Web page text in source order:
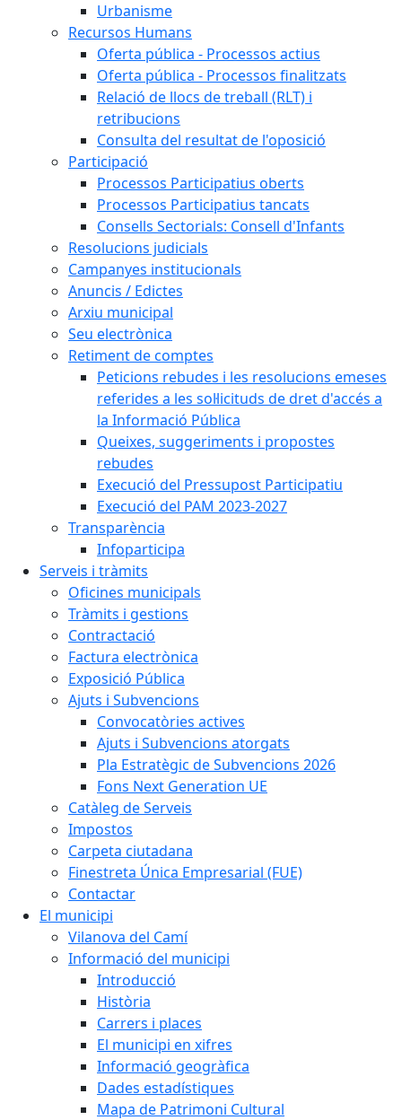
Urbanisme
Recursos Humans
Oferta pública - Processos actius
Oferta pública - Processos finalitzats
Relació de llocs de treball (RLT) i
retribucions
Consulta del resultat de l'oposició
Participació
Processos Participatius oberts
Processos Participatius tancats
Consells Sectorials: Consell d'Infants
Resolucions judicials
Campanyes institucionals
Anuncis / Edictes
Arxiu municipal
Seu electrònica
Retiment de comptes
Peticions rebudes i les resolucions emeses
referides a les sol·licituds de dret d'accés a
la Informació Pública
Queixes, suggeriments i propostes
rebudes
Execució del Pressupost Participatiu
Execució del PAM 2023-2027
Transparència
Infoparticipa
Serveis i tràmits
Oficines municipals
Tràmits i gestions
Contractació
Factura electrònica
Exposició Pública
Ajuts i Subvencions
Convocatòries actives
Ajuts i Subvencions atorgats
Pla Estratègic de Subvencions 2026
Fons Next Generation UE
Catàleg de Serveis
Impostos
Carpeta ciutadana
Finestreta Única Empresarial (FUE)
Contactar
El municipi
Vilanova del Camí
Informació del municipi
Introducció
Història
Carrers i places
El municipi en xifres
Informació geogràfica
Dades estadístiques
Mapa de Patrimoni Cultural